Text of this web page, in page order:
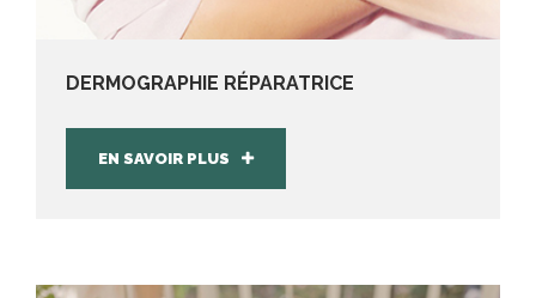
DERMOGRAPHIE RÉPARATRICE
EN SAVOIR PLUS